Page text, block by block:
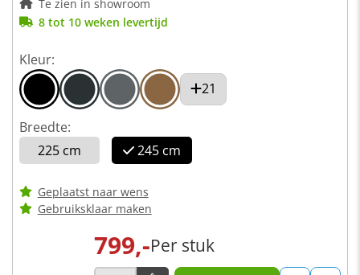
Te zien in showroom
8 tot 10 weken levertijd
Kleur:
21
Breedte:
225 cm
245 cm
Geplaatst naar wens
Gebruiksklaar maken
799,-Per stuk